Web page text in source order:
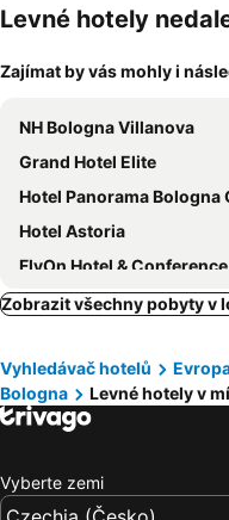
Levné hotely
Zajímat by vás mohly i
NH Bologna Villanova
Grand Hotel Elite
Hotel Panorama Bologna
Hotel Astoria
FlyOn Hotel & Conference
marconi 22 rooms
Holiday Inn Bologna - Fiera by
Suite Hotel Elite
Hotel Centrale
Hotel Marco Polo SELF CHEK-
Hotel Maggiore
Zobrazit všechny pobyty v
Vyhledávač hotelů
Bologna
Levné hotely v
Vyberte zemi